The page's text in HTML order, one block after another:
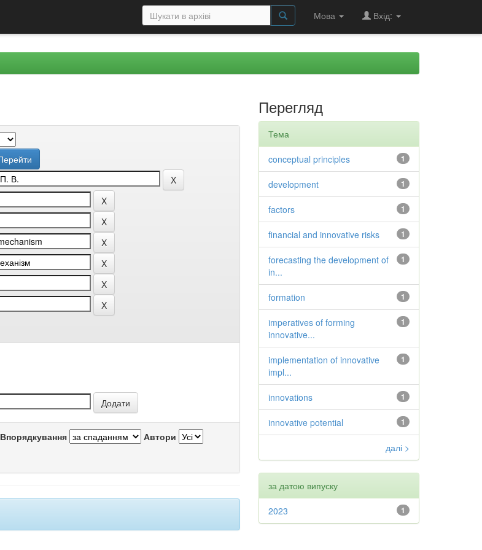
Мова Вхід:
Впорядкування Автори
Перегляд
Тема
1
conceptual principles
1
development
1
factors
1
financial and innovative risks
1
forecasting the development of
in...
1
formation
1
imperatives of forming
innovative...
1
implementation of innovative
impl...
1
innovations
1
innovative potential
далі >
за датою випуску
1
2023